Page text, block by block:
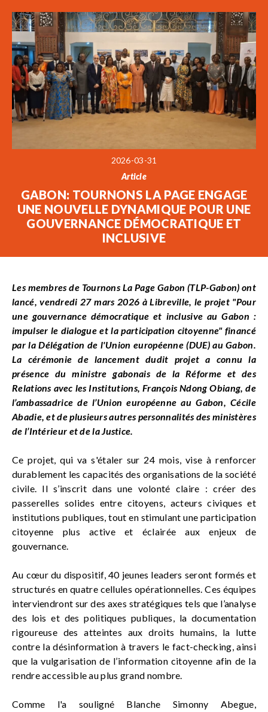
2026-03-31
Article
GABON: TOURNONS LA PAGE ENGAGE
UNE NOUVELLE DYNAMIQUE POUR UNE
GOUVERNANCE DÉMOCRATIQUE ET
INCLUSIVE
Les membres de Tournons La Page Gabon (TLP-Gabon) ont
lancé, vendredi 27 mars 2026 à Libreville, le projet "Pour
une gouvernance démocratique et inclusive au Gabon :
impulser le dialogue et la participation citoyenne" financé
par la Délégation de l'Union européenne (DUE) au Gabon.
La cérémonie de lancement dudit projet a connu la
présence du ministre gabonais de la Réforme et des
Relations avec les Institutions, François Ndong Obiang, de
l’ambassadrice de l’Union européenne au Gabon, Cécile
Abadie, et de plusieurs autres personnalités des ministères
de l’Intérieur et de la Justice.
Ce projet, qui va s'étaler sur 24 mois, vise à renforcer
durablement les capacités des organisations de la société
civile. Il s’inscrit dans une volonté claire : créer des
passerelles solides entre citoyens, acteurs civiques et
institutions publiques, tout en stimulant une participation
citoyenne plus active et éclairée aux enjeux de
gouvernance.
Au cœur du dispositif, 40 jeunes leaders seront formés et
structurés en quatre cellules opérationnelles. Ces équipes
interviendront sur des axes stratégiques tels que l’analyse
des lois et des politiques publiques, la documentation
rigoureuse des atteintes aux droits humains, la lutte
contre la désinformation à travers le fact-checking, ainsi
que la vulgarisation de l’information citoyenne afin de la
rendre accessible au plus grand nombre.
Comme l'a souligné Blanche Simonny Abegue,